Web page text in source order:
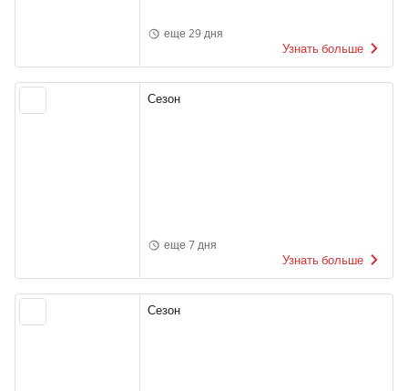
еще 29 дня
Узнать больше
Сезон
еще 7 дня
Узнать больше
Сезон